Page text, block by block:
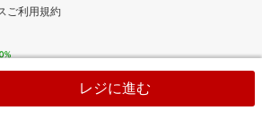
レジに進む
ご利用規約